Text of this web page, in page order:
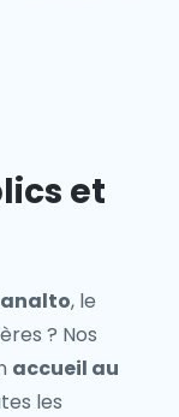
et
, le
? Nos
accueil au
les